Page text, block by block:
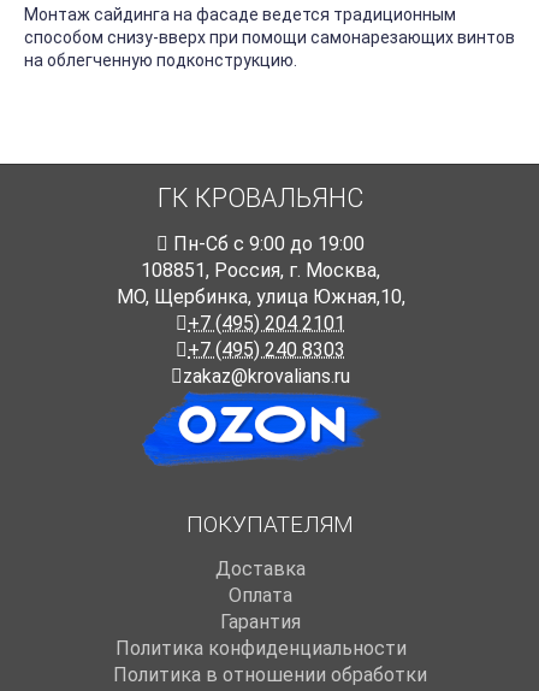
Монтаж сайдинга на фасаде ведется традиционным
способом снизу-вверх при помощи самонарезающих винтов
на облегченную подконструкцию.
ГК КРОВАЛЬЯНС
Пн-Cб с 9:00 до 19:00
108851, Россия, г. Москва,
МО, Щербинка, улица Южная,10,
+7 (495) 204 2101
+7 (495) 240 8303
zakaz@krovalians.ru
ПОКУПАТЕЛЯМ
Доставка
Оплата
Гарантия
Политика конфиденциальности
Политика в отношении обработки